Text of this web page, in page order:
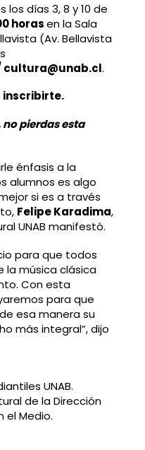
días 3, 8 y 10 de
horasen la Sala
(Av. Bellavista
/ cultura@unab.cl.
inscribirte.
no pierdas esta
énfasis a la
alumnos es algo
si es a través
Felipe Karadima,
UNAB manifestó.
para que todos
la música clásica
Con esta
para que
esa manera su
más integral”, dijo
UNAB.
de la Dirección
el Medio.